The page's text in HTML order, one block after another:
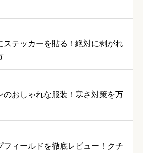
ステッカーを貼る！絶対に剥がれ
のおしゃれな服装！寒さ対策を万
フィールドを徹底レビュー！クチ